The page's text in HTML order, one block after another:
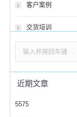
客户案例
交货培训
近期文章
5575